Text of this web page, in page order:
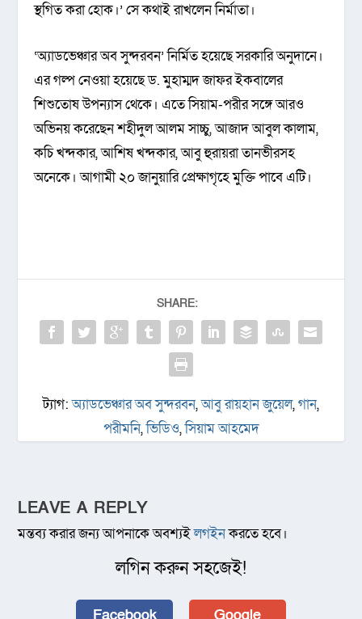
স্থগিত করা হোক।’ সে কথাই রাখলেন নির্মাতা।
‘অ্যাডভেঞ্চার অব সুন্দরবন’ নির্মিত হয়েছে সরকারি অনুদানে।
এর গল্প নেওয়া হয়েছে ড. মুহাম্মদ জাফর ইকবালের
শিশুতোষ উপন্যাস থেকে। এতে সিয়াম-পরীর সঙ্গে আরও
অভিনয় করেছেন শহীদুল আলম সাচ্চু, আজাদ আবুল কালাম,
কচি খন্দকার, আশিষ খন্দকার, আবু হুরায়রা তানভীরসহ
অনেকে। আগামী ২০ জানুয়ারি প্রেক্ষাগৃহে মুক্তি পাবে এটি।
SHARE:
ট্যাগ:অ্যাডভেঞ্চার অব সুন্দরবন,আবু রায়হান জুয়েল,গান,
পরীমনি,ভিডিও,সিয়াম আহমেদ
LEAVE A REPLY
মন্তব্য করার জন্য আপনাকে অবশ্যইলগইনকরতে হবে।
লগিন করুন সহজেই!